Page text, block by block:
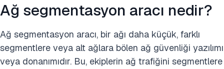
Ağ segmentasyon aracı nedir?
Ağ segmentasyon aracı, bir ağı daha küçük, farklı
segmentlere veya alt ağlara bölen ağ güvenliği yazılımı
veya donanımıdır. Bu, ekiplerin ağ trafiğini segmentlere